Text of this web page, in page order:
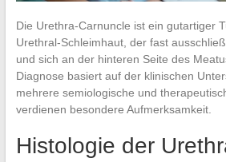
Die Urethra-Carnuncle ist ein gutartiger
Urethral-Schleimhaut, der fast
und sich an der hinteren Seite des
Diagnose basiert auf der klinischen
mehrere semiologische und
verdienen besondere Aufmerksamkeit.
Histologie der